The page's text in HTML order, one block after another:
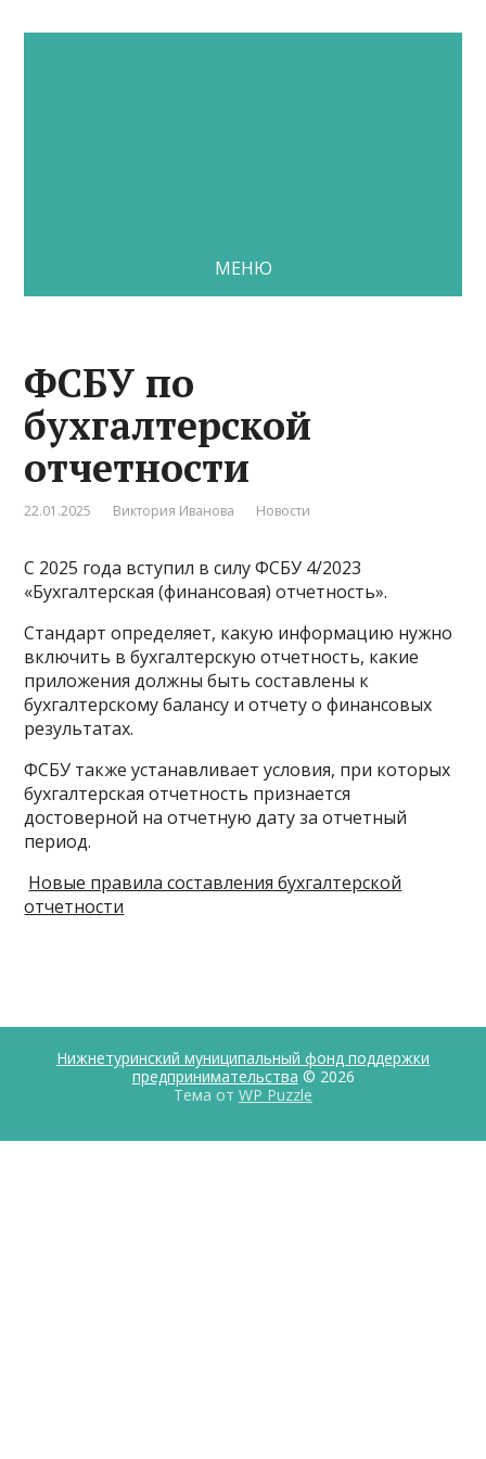
МЕНЮ
ФСБУ по
бухгалтерской
отчетности
22.01.2025 Виктория Иванова Новости
С 2025 года вступил в силу ФСБУ 4/2023
«Бухгалтерская (финансовая) отчетность».
Стандарт определяет, какую информацию нужно
включить в бухгалтерскую отчетность, какие
приложения должны быть составлены к
бухгалтерскому балансу и отчету о финансовых
результатах.
ФСБУ также устанавливает условия, при которых
бухгалтерская отчетность признается
достоверной на отчетную дату за отчетный
период.
Новые правила составления бухгалтерской
отчетности
Нижнетуринский муниципальный фонд поддержки
предпринимательства © 2026
Тема от WP Puzzle